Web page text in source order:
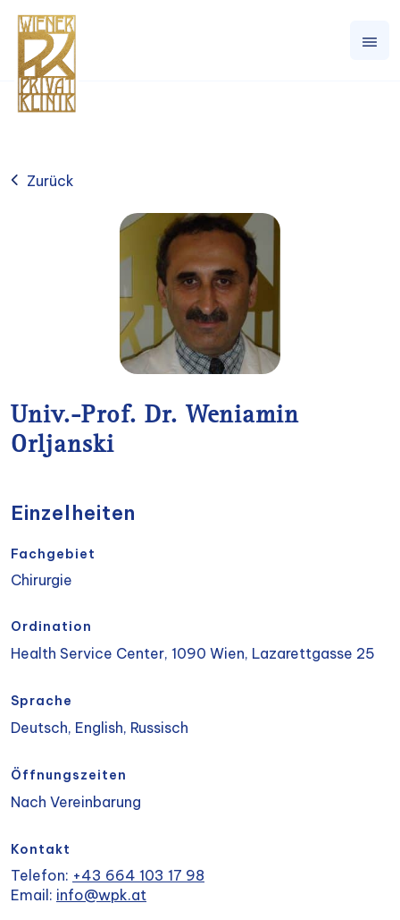
Zurück
Univ.-Prof. Dr. Weniamin
Orljanski
Einzelheiten
Fachgebiet
Chirurgie
Ordination
Health Service Center, 1090 Wien, Lazarettgasse 25
Sprache
Deutsch, English, Russisch
Öffnungszeiten
Nach Vereinbarung
Kontakt
Telefon: +43 664 103 17 98
Email: info@wpk.at